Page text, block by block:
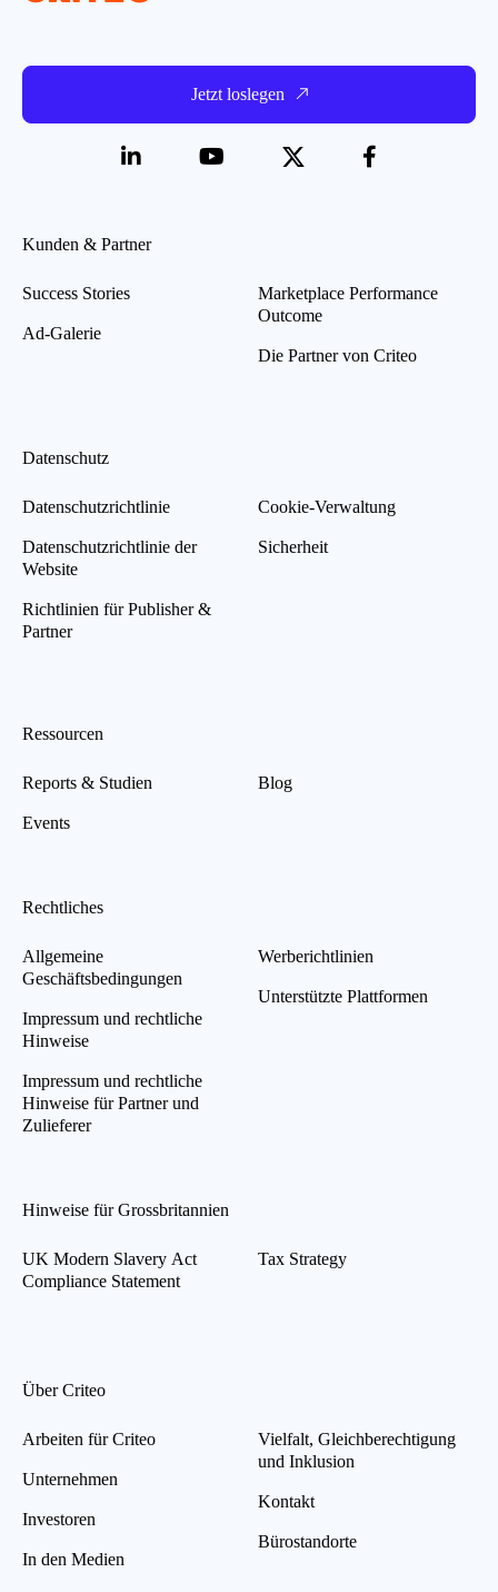
Jetzt loslegen
Kunden & Partner
Success Stories
Ad-Galerie
Marketplace Performance
Outcome
Die Partner von Criteo
Datenschutz
Datenschutzrichtlinie
Datenschutzrichtlinie der
Website
Richtlinien für Publisher &
Partner
Cookie-Verwaltung
Sicherheit
Ressourcen
Reports & Studien
Events
Blog
Rechtliches
Allgemeine
Geschäftsbedingungen
Impressum und rechtliche
Hinweise
Impressum und rechtliche
Hinweise für Partner und
Zulieferer
Werberichtlinien
Unterstützte Plattformen
Hinweise für Grossbritannien
UK Modern Slavery Act
Compliance Statement
Tax Strategy
Über Criteo
Arbeiten für Criteo
Unternehmen
Investoren
In den Medien
Vielfalt, Gleichberechtigung
und Inklusion
Kontakt
Bürostandorte